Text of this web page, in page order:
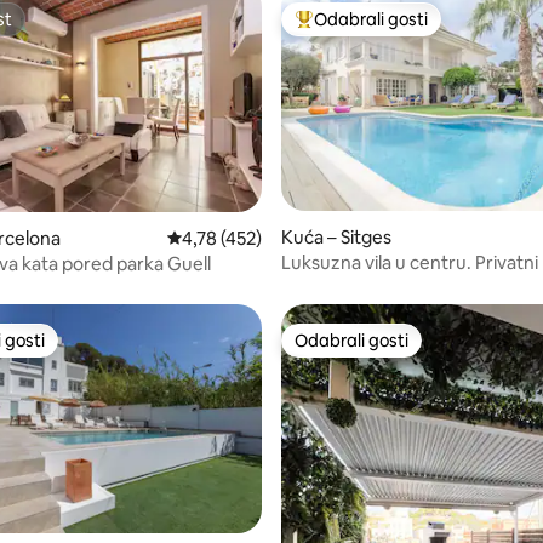
recenzija: 28 Prosječna ocjena: 4,78/5, recenzija: 452
4,78 (452)
kata pored parka Guell
Među najviše rangiranima s
Odabrali gosti
Kuća – Sitges
Luksuzna vila u centru. Privatni
gosti
gosti Odabrali gosti
Odabrali gosti